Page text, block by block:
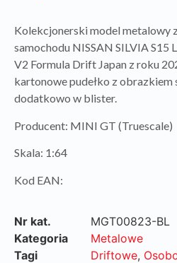
Kolekcjonerski model metalowy
samochodu NISSAN SILVIA S15
V2 Formula Drift Japan z roku
kartonowe pudełko z obrazkiem
dodatkowo w blister.
Producent: MINI GT (Truescale)
Skala: 1:64
Kod EAN:
Nr kat.
MGT00823-BL
Kategoria
Metalowe
Tagi
Driftowe,